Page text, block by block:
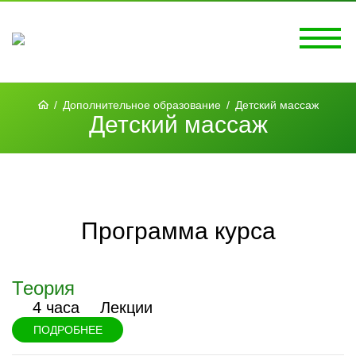
/ Дополнительное образование / Детский массаж
Детский массаж
Программа курса
Теория
4 часа Лекции
ПОДРОБНЕЕ